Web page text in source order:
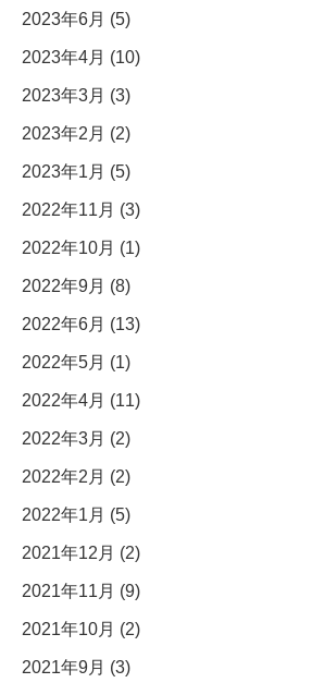
2023年6月 (5)
2023年4月 (10)
2023年3月 (3)
2023年2月 (2)
2023年1月 (5)
2022年11月 (3)
2022年10月 (1)
2022年9月 (8)
2022年6月 (13)
2022年5月 (1)
2022年4月 (11)
2022年3月 (2)
2022年2月 (2)
2022年1月 (5)
2021年12月 (2)
2021年11月 (9)
2021年10月 (2)
2021年9月 (3)